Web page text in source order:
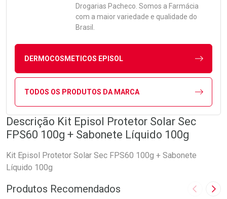
Drogarias Pacheco. Somos a Farmácia
com a maior variedade e qualidade do
Brasil.
DERMOCOSMETICOS EPISOL
TODOS OS PRODUTOS DA MARCA
Descrição Kit Episol Protetor Solar Sec
FPS60 100g + Sabonete Líquido 100g
Kit Episol Protetor Solar Sec FPS60 100g + Sabonete
Líquido 100g
Produtos Recomendados Imagem